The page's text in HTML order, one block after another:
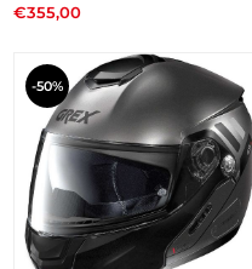
€355,00
-50%